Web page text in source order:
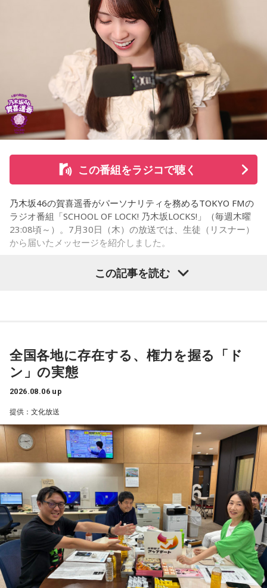
新たな役割を得られる環境の大切さを実感したという。
また、菅井は競馬の仕事をきっかけにTCCの活動を知ったそ
うで、東京都内にある「BafunYasai TCC CAFE」にも訪れた
ことがあるという。そこで新鮮な野菜を味わったり馬関連グ
ッズを購入した経験を紹介し、店舗での利用が馬たちの支援
につながることから、興味を持った人へ足を運ぶことを呼び
かけた。
さらに、ホースセラピーについても自身の経験を交えて語っ
た。大学時代に所属していた馬術部では、地域の子どもたち
を招いた体験会が行われており、馬に乗ることで身体を自然
に動かすきっかけになったり、高い視点から景色を見ること
で自信や自己肯定感につながったりする姿を目にしていたと
いう。
今回の訪問を通じて、馬が競技や競走だけではなく、さまざ
この番組をラジコで聴く
乃木坂46の賀喜遥香がパーソナリティを務めるTOKYO FMの
ラジオ番組「SCHOOL OF LOCK! 乃木坂LOCKS!」（毎週木曜
23:08頃～）。7月30日（木）の放送では、生徒（リスナー）
から届いたメッセージを紹介しました。
ごくうれしかったし、かわいい遥香先生も、かっこいい遥香
先生もたくさん観ることができて、大満足のライブでした！
アンコールのときに披露していた『551蓬莱』のCMのモノマ
ネも関西ならではで、私も昔から観ていたので、とても楽し
きましたが、体調に気を付けて最後まで駆け抜けてくださ
い！ ずっとずっと大好きです！」（兵庫県 20歳）
◆「真夏の全国ツアー2026」大阪公演裏話
賀喜：大阪公演2日目の私は、横結びみたいなサイドテールに
してみたんです。それがリスナーちゃんも意図せずというか
お揃いだったんだね！ うれしい～！
私も生まれたところが大阪なので、大阪でのライブは特別な
んですよ。家族や親戚も観に来てくれていて、それもうれし
かったから頑張れたし、「551」も食べたし（笑）。あと、
たこ焼きも「りくろーおじさんの店」のチーズケーキも食べ
この記事を読む
全国各地に存在する、権力を握る「ド
ン」の実態
2026.08.06 up
提供：文化放送